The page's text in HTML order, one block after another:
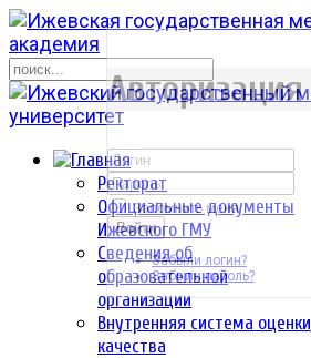
Ректорат
Официальные документы
Ижевского ГМУ
Сведения об
образовательной
организации
Внутренняя система оценки
качества
р
Авторизация
Запомнить меня
Войти
Забыли логин?
Забыли пароль?